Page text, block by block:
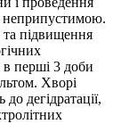
неприпустимою.
підвищення
в перші 3 доби
Хворі
дегідратації,